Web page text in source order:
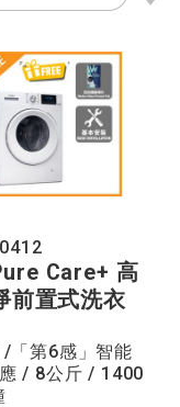
Care+ 高
前置式洗衣
/「第6感」智能
/ 8公斤 / 1400